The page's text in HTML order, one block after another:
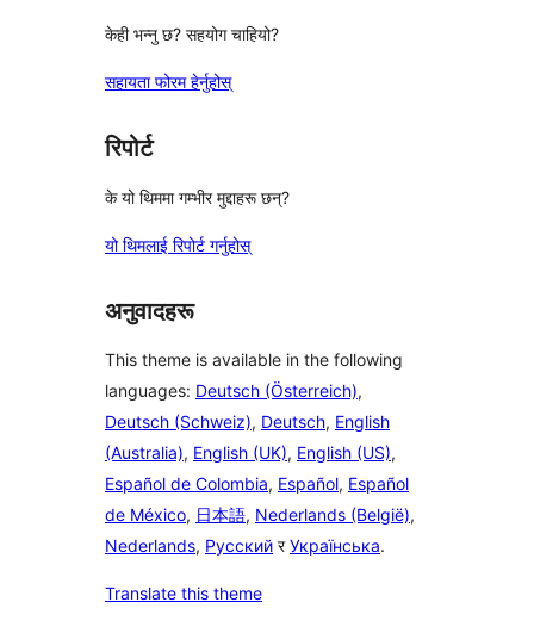
केही भन्नु छ? सहयोग चाहियो?
सहायता फोरम हेर्नुहोस्
रिपोर्ट
के यो थिममा गम्भीर मुद्दाहरू छन्?
यो थिमलाई रिपोर्ट गर्नुहोस्
अनुवादहरू
This theme is available in the following
languages: Deutsch (Österreich),
Deutsch (Schweiz), Deutsch, English
(Australia), English (UK), English (US),
Español de Colombia, Español, Español
de México, 日本語, Nederlands (België),
Nederlands, Русский रУкраїнська.
Translate this theme